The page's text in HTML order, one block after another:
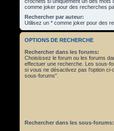
comme joker pour des recherches
Rechercher par auteur:
Utilisez un * comme joker pour des
OPTIONS DE RECHERCHE
Rechercher dans les forums:
Choisissez le forum ou les forums
effectuer une recherche. Les sous-
si vous ne désactivez pas l’option
sous-forums”.
Rechercher dans les sous-forums: